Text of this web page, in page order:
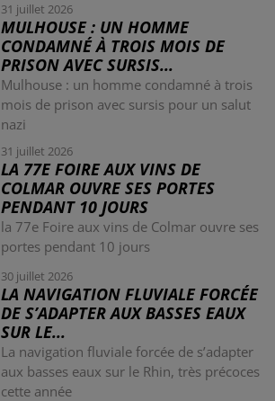
31 juillet 2026
MULHOUSE : UN HOMME
CONDAMNÉ À TROIS MOIS DE
PRISON AVEC SURSIS...
Mulhouse : un homme condamné à trois
mois de prison avec sursis pour un salut
nazi
31 juillet 2026
LA 77E FOIRE AUX VINS DE
COLMAR OUVRE SES PORTES
PENDANT 10 JOURS
la 77e Foire aux vins de Colmar ouvre ses
portes pendant 10 jours
30 juillet 2026
LA NAVIGATION FLUVIALE FORCÉE
DE S’ADAPTER AUX BASSES EAUX
SUR LE...
La navigation fluviale forcée de s’adapter
aux basses eaux sur le Rhin, très précoces
cette année